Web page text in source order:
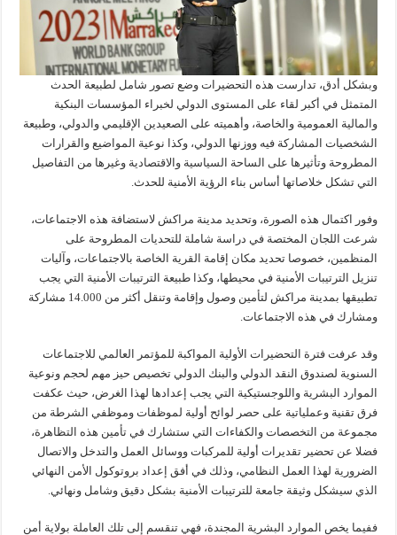
وبشكل أدق، تدارست هذه التحضيرات وضع تصور شامل لطبيعة الحدث
المتمثل في أكبر لقاء على المستوى الدولي لخبراء المؤسسات البنكية
والمالية العمومية والخاصة، وأهميته على الصعيدين الإقليمي والدولي، وطبيعة
الشخصيات المشاركة فيه ووزنها الدولي، وكذا نوعية المواضيع والقرارات
المطروحة وتأثيرها على الساحة السياسية والاقتصادية وغيرها من التفاصيل
التي تشكل خلاصاتها أساس بناء الرؤية الأمنية للحدث.
وفور اكتمال هذه الصورة، وتحديد مدينة مراكش لاستضافة هذه الاجتماعات،
شرعت اللجان المختصة في دراسة شاملة للتحديات المطروحة على
المنظمين، خصوصا تحديد مكان إقامة القرية الخاصة بالاجتماعات، وآليات
تنزيل الترتيبات الأمنية في محيطها، وكذا طبيعة الترتيبات الأمنية التي يجب
تطبيقها بمدينة مراكش لتأمين وصول وإقامة وتنقل أكثر من 14.000 مشاركة
ومشارك في هذه الاجتماعات.
وقد عرفت فترة التحضيرات الأولية المواكبة للمؤتمر العالمي للاجتماعات
السنوية لصندوق النقد الدولي والبنك الدولي تخصيص حيز مهم لحجم ونوعية
الموارد البشرية واللوجستيكية التي يجب إعدادها لهذا الغرض، حيث عكفت
فرق تقنية وعملياتية على حصر لوائح أولية لموظفات وموظفي الشرطة من
مجموعة من التخصصات والكفاءات التي ستشارك في تأمين هذه التظاهرة،
فضلا عن تحضير تقديرات أولية للمركبات ووسائل العمل والتدخل والاتصال
الضرورية لهذا العمل النظامي، وذلك في أفق إعداد بروتوكول الأمن النهائي
الذي سيشكل وثيقة جامعة للترتيبات الأمنية بشكل دقيق وشامل ونهائي.
ففيما يخص الموارد البشرية المجندة، فهي تنقسم إلى تلك العاملة بولاية أمن